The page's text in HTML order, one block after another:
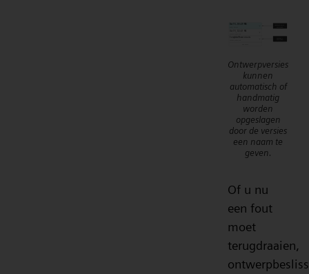
Ontwerpversies
kunnen
automatisch of
handmatig
worden
opgeslagen
door de versies
een naam te
geven.
Of u nu
een fout
moet
terugdraaien,